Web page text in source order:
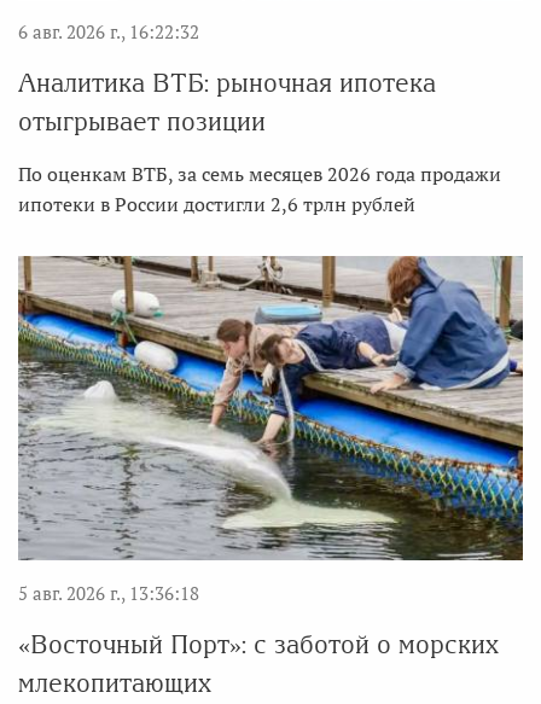
6 авг. 2026 г., 16:22:32
Аналитика ВТБ: рыночная ипотека
отыгрывает позиции
По оценкам ВТБ, за семь месяцев 2026 года продажи
ипотеки в России достигли 2,6 трлн рублей
5 авг. 2026 г., 13:36:18
«Восточный Порт»: с заботой о морских
млекопитающих